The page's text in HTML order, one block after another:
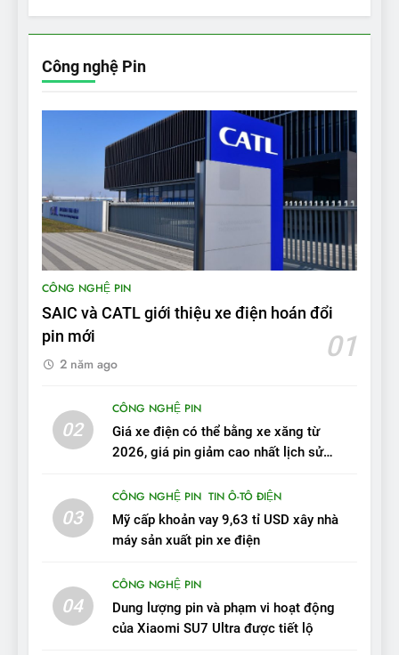
10
Người dùng nhận xét về
VinFast VF7: Độ hoàn thiện
tốt, lái hay nhất tầm giá 1 tỷ
đồng
ĐÁNH GIÁ XE
12
tính, ‘tốt gỗ tốt cả nước sơn’
Chuyên gia tiết lộ bài test
khắc nghiệt và điểm tuyệt
đối về an toàn trên VinFast
ĐÁNH GIÁ XE
14
VinFast VF7 đang bỏ xa
nhóm SUV hạng C chạy xăng
Chủ xe điện kể chuyện về
Công nghệ Pin
CÔNG NGHỆ PIN
SAIC và CATL giới thiệu xe điện hoán đổi
pin mới
01
2 năm ago
02
CÔNG NGHỆ PIN
Giá xe điện có thể bằng xe xăng từ
2026, giá pin giảm cao nhất lịch sử
03
CÔNG NGHỆ PIN TIN Ô-TÔ ĐIỆN
Mỹ cấp khoản vay 9,63 tỉ USD xây nhà
máy sản xuất pin xe điện
04
CÔNG NGHỆ PIN
Dung lượng pin và phạm vi hoạt động
của Xiaomi SU7 Ultra được tiết lộ